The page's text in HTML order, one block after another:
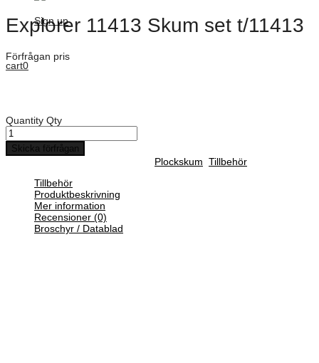
Sign up
cart0
Explorer 11413 Skum set t/11413
Förfrågan pris
Quantity Qty
Skicka förfrågan
Plockskum Tillbehör
Tillbehör
Produktbeskrivning
Mer information
Recensioner (0)
Broschyr / Datablad